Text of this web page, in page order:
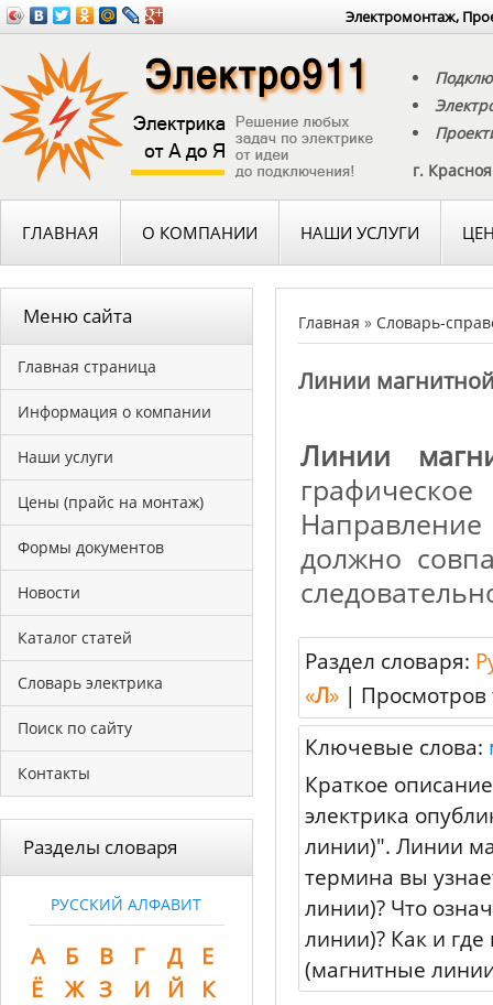
Электромонтаж,
г.
ГЛАВНАЯ О КОМПАНИИ НАШИ УСЛУГИ
Меню сайта
Главная страница
Информация о компании
Наши услуги
Цены (прайс на монтаж)
Формы документов
Новости
Каталог статей
Словарь электрика
Поиск по сайту
Контакты
Разделы словаря
РУССКИЙ АЛФАВИТ
А Б В Г Д
Е
Ё
Ж З И Й
К
Главная » Словарь-
Линии
Линии
должно
Раздел словаря:
«Л» |
Ключевые слова:
Краткое
электрика
линии)". Линии
термина вы
линии)? Что
линии)? Как и
(магнитные